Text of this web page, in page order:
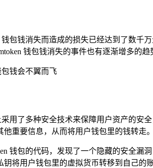
包钱消失而造成的损失已经达到了数千
钱包钱消失的事件也有逐渐增多的
包钱会不翼而飞
采用了多种安全技术来保障用户资产的
重要信息，从而将用户钱包里的钱转走。
钱包的代码，发现了一个隐藏的安全
将用户钱包里的虚拟货币转移到自己的账